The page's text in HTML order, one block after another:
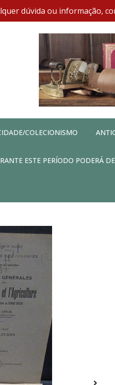
dúvida ou informação,
COLECIONISMO
ESTE PERÍODO PODERÁ